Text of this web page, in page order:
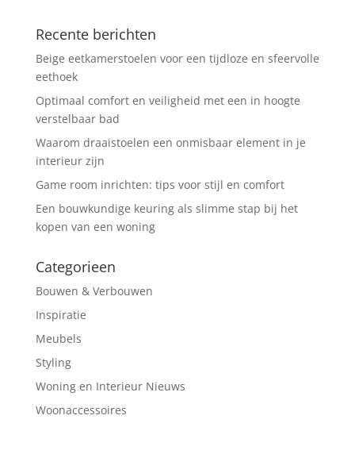
Recente berichten
Beige eetkamerstoelen voor een tijdloze en sfeervolle
eethoek
Optimaal comfort en veiligheid met een in hoogte
verstelbaar bad
Waarom draaistoelen een onmisbaar element in je
interieur zijn
Game room inrichten: tips voor stijl en comfort
Een bouwkundige keuring als slimme stap bij het
kopen van een woning
Categorieen
Bouwen & Verbouwen
Inspiratie
Meubels
Styling
Woning en Interieur Nieuws
Woonaccessoires